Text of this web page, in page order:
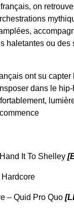
on
haletantes ou des
ont su capter
dans le
It To Shelley
Hardcore
– Quid Pro Quo